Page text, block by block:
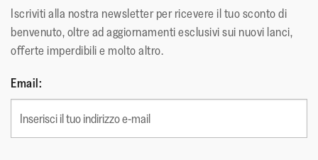
Iscriviti alla nostra newsletter per ricevere il tuo sconto di
benvenuto, oltre ad aggiornamenti esclusivi sui nuovi lanci,
offerte imperdibili e molto altro.
Email: